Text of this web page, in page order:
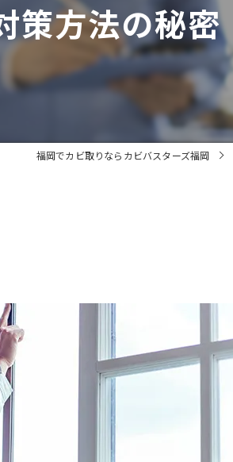
策方法の秘密
福岡でカビ取りならカビバスターズ福岡